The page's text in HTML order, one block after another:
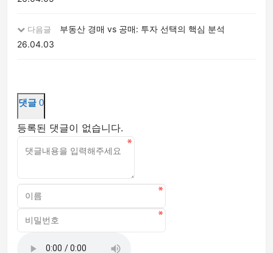
다음글
부동산 경매 vs 공매: 투자 선택의 핵심 분석
26.04.03
댓글 0
등록된 댓글이 없습니다.